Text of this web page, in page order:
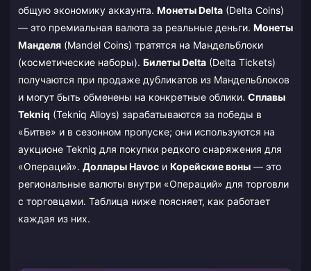
общую экономику аккаунта. Монеты Delta (Delta Coins)
— это премиальная валюта за реальные деньги. Монеты
Манделя (Mandel Coins) тратятся на Мандельблоки
(косметические наборы). Билеты Delta (Delta Tickets)
получаются при продаже дубликатов из Мандельблоков
и могут быть обменены на конкретные облики. Сплавы
Tekniq (Tekniq Alloys) зарабатываются за победы в
«Битве» и в сезонном пропуске; они используются на
аукционе Tekniq для покупки редкого снаряжения для
«Операций». Доллары Havoc и Корейские воны — это
региональные валюты внутри «Операций» для торговли
с торговцами. Таблица ниже поясняет, как работает
каждая из них.